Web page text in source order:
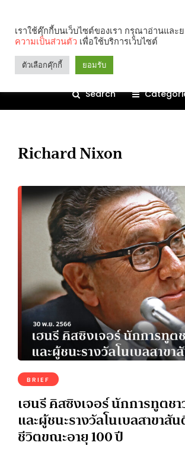
Search
Richard Nixon
BRIEF
เฮนรี คิสซิงเจอร์ นักการทูตช
และผู้ชนะรางวัลโนเบลสาขาสั
ชีวิตขณะอายุ 100 ปี
เราใช้คุ๊กกี้บนเว็บไซต์ของเรา กรุณาอ่านและ
ความเป็นส่วนตัว เพื่อใช้บริการเว็บไซต์
ตัวเลือกคุ๊กกี้ ยอมรับ